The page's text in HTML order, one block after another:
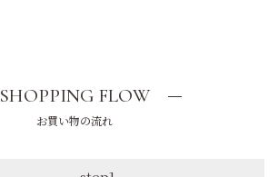
SHOPPING FLOW
お買い物の流れ